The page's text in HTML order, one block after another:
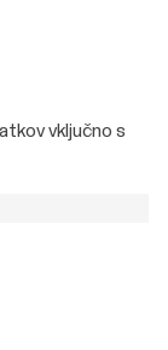
vključno s